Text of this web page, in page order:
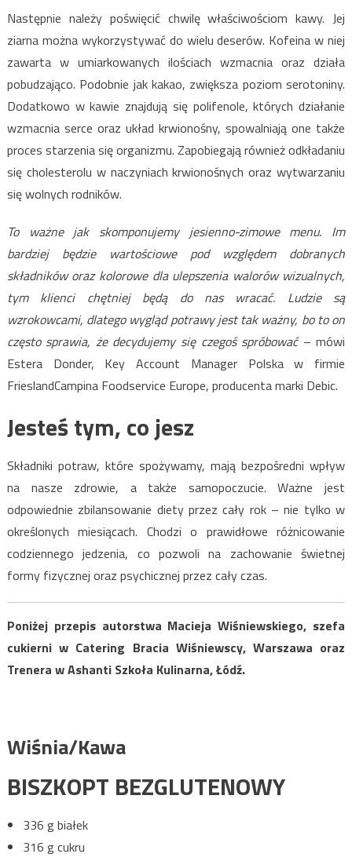
Następnie należy poświęcić chwilę właściwościom kawy. Jej
ziarna można wykorzystywać do wielu deserów. Kofeina w niej
zawarta w umiarkowanych ilościach wzmacnia oraz działa
pobudzająco. Podobnie jak kakao, zwiększa poziom serotoniny.
Dodatkowo w kawie znajdują się polifenole, których działanie
wzmacnia serce oraz układ krwionośny, spowalniają one także
proces starzenia się organizmu. Zapobiegają również odkładaniu
się cholesterolu w naczyniach krwionośnych oraz wytwarzaniu
się wolnych rodników.
To ważne jak skomponujemy jesienno-zimowe menu. Im
bardziej będzie wartościowe pod względem dobranych
składników oraz kolorowe dla ulepszenia walorów wizualnych,
tym klienci chętniej będą do nas wracać. Ludzie są
wzrokowcami, dlatego wygląd potrawy jest tak ważny, bo to on
często sprawia, że decydujemy się czegoś spróbować – mówi
Estera Donder, Key Account Manager Polska w firmie
FrieslandCampina Foodservice Europe, producenta marki Debic.
Jesteś tym, co jesz
Składniki potraw, które spożywamy, mają bezpośredni wpływ
na nasze zdrowie, a także samopoczucie. Ważne jest
odpowiednie zbilansowanie diety przez cały rok – nie tylko w
określonych miesiącach. Chodzi o prawidłowe różnicowanie
codziennego jedzenia, co pozwoli na zachowanie świetnej
formy fizycznej oraz psychicznej przez cały czas.
Poniżej przepis autorstwa Macieja Wiśniewskiego, szefa
cukierni w Catering Bracia Wiśniewscy, Warszawa oraz
Trenera w Ashanti Szkoła Kulinarna, Łódź.
Wiśnia/Kawa
BISZKOPT BEZGLUTENOWY
336 g białek
316 g cukru